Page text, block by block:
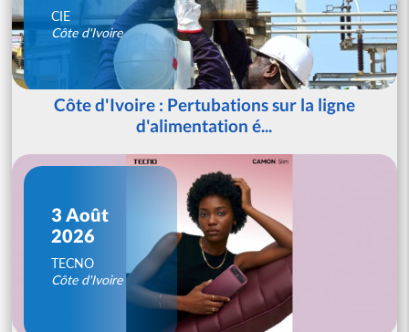
CIE
Côte d'Ivoire
Côte d'Ivoire : Pertubations sur la ligne
d'alimentation é...
3 Août
2026
TECNO
Côte d'Ivoire